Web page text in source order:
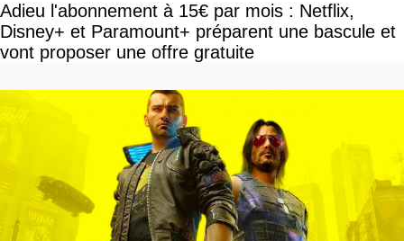
Adieu l'abonnement à 15€ par mois : Netflix,
Disney+ et Paramount+ préparent une bascule et
vont proposer une offre gratuite